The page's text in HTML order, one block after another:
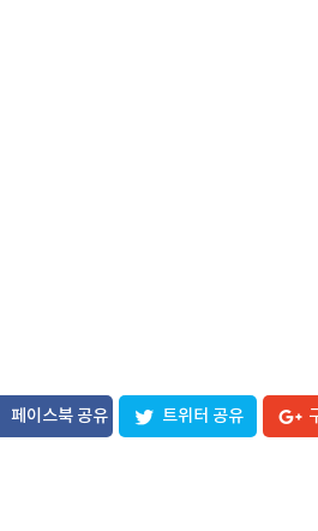
페이스북 공유 트위터 공유